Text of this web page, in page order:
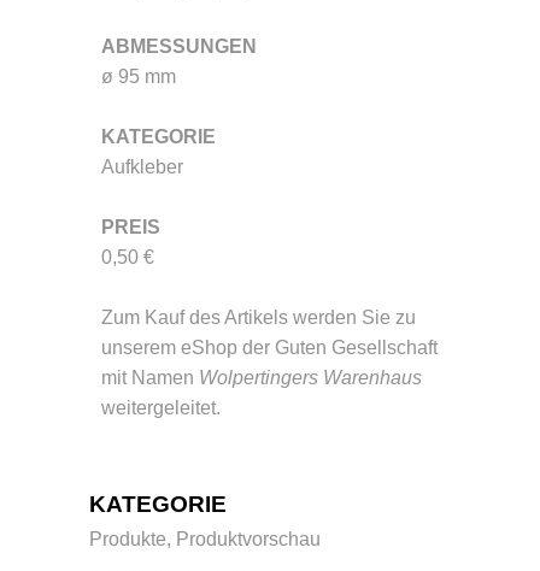
KATEGORIE
Produkte, Produktvorschau
ABMESSUNGEN
ø 95 mm
KATEGORIE
Aufkleber
PREIS
0,50 €
Zum Kauf des Artikels werden Sie zu
unserem eShop der Guten Gesellschaft
mit Namen Wolpertingers Warenhaus
weitergeleitet.